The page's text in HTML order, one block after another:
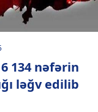
134 nəfərin
ləğv edilib